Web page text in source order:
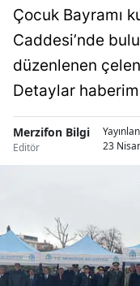
Çocuk Bayramı
Caddesi’nde
düzenlenen
Detaylar
Merzifon Bilgi
Editör
23